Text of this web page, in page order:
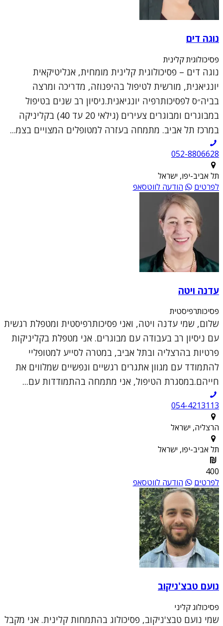
נוגה דים
פסיכולוגית קלינית
נוגה דים – פסיכולוגית קלינית מומחית, אנליטיקאית
יונגיאנית, מורשית לטיפול בהיפנוזה, מדריכה ומרצה
בביה״ס לפסיכותרפיה יונגיאנית.ניסיון רב שנים בטיפול
במבוגרים ומבוגרים צעירים (גילאי 20 עד 40) בקליניקה
במרכז תל אביב. מתמחה בעזרה למטופלים המצויים בצמ...
052-8806628
תל אביב-יפו, ישראל
לפרטים
הודעה לווטסאפ
עדנה ויטה
פסיכותרפיסטית
שלום, שמי עדנה ויטה, ואני פסיכותרפיסטית ומטפלת רגשית
עם ניסיון רב בעבודה עם מבוגרים. אני מטפלת בקליניקות
פרטיות בהרצליה ובתל אביב, במטרה לסייע למטופליי
להתמודד עם מגוון אתגרים רגשיים ונפשיים שמלווים את
חייהם.במסגרת הטיפול, אני מתמחה בהתמודדות עם...
054-4213113
הרצליה, ישראל
תל אביב-יפו, ישראל
400
לפרטים
הודעה לווטסאפ
נועם טבצ'ניקוב
פסיכולוג קליני
שמי נועם טבצ'ניקוב, פסיכולוג בהתמחות קלינית. אני מקבל